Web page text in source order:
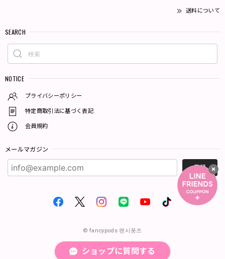
送料について
SEARCH
NOTICE
プライバシーポリシー
特定商取引法に基づく表記
会員規約
メールマガジン
登録
© fancypods 팬시폿즈
ショップに質問する